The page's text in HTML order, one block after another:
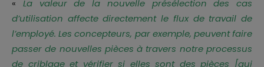
« La valeur de la nouvelle présélection des cas
d’utilisation affecte directement le flux de travail de
l’employé. Les concepteurs, par exemple, peuvent faire
passer de nouvelles pièces à travers notre processus
de criblage et vérifier si elles sont des pièces [qui